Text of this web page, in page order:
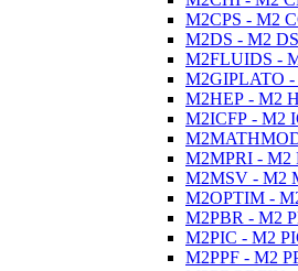
M2CPS - M2
M2DS - M2 DS
M2FLUIDS -
M2GIPLATO -
M2HEP - M2
M2ICFP - M2
M2MPRI - M2
M2MSV - M2
M2OPTIM -
M2PBR - M2
M2PIC - M2
M2PPF - M2